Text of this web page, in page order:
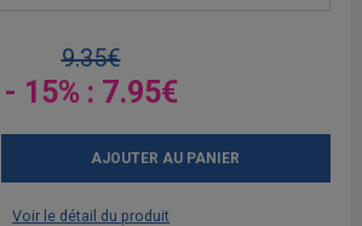
9.35€
- 15% : 7.95€
AJOUTER AU PANIER
Voir le détail du produit